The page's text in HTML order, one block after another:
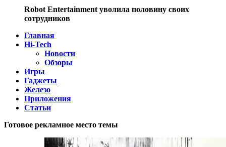
Robot Entertainment уволила половину своих
сотрудников
Главная
Hi-Tech
Новости
Обзоры
Игры
Гаджеты
Железо
Приложения
Статьи
Готовое рекламное место темы